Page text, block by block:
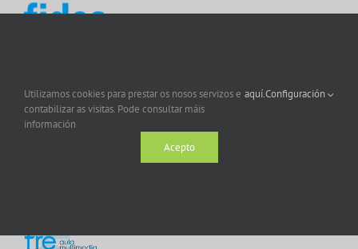
Utilizamos cookies para prestar os nosos servizos e
contabilizar as visitas. Pode consultar máis
información
aquí.Configuración
Acepto